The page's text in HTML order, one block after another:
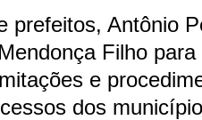
prefeitos, Antônio
Filho para
e
dos